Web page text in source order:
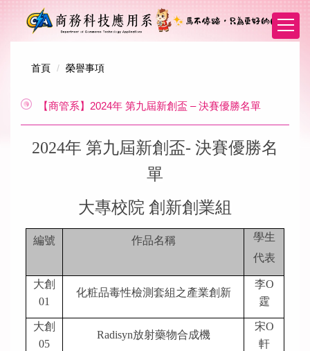
首頁 榮譽事項
【商管系】2024年 第九屆新創盃 – 決賽優勝名單
2024年 第九屆新創盃- 決賽優勝名
單
大專校院 創新創業組
編號 作品名稱
學生
代表
大創
01
化粧品毒性檢測套組之產業創新
李O
霆
大創
05
Radisyn放射藥物合成機
宋O
軒